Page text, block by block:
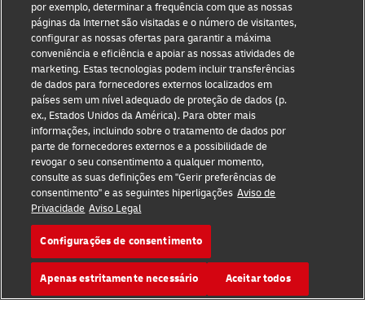
Aviso de privacidade
Acessibilidade
Informações adicionais
Definições de Cookies
Siga-nos
2026 © - todos os direitos reservados
por exemplo, determinar a frequência com que as nossas
páginas da Internet são visitadas e o número de visitantes,
configurar as nossas ofertas para garantir a máxima
conveniência e eficiência e apoiar as nossas atividades de
marketing. Estas tecnologias podem incluir transferências
de dados para fornecedores externos localizados em
países sem um nível adequado de proteção de dados (p.
ex., Estados Unidos da América). Para obter mais
informações, incluindo sobre o tratamento de dados por
parte de fornecedores externos e a possibilidade de
revogar o seu consentimento a qualquer momento,
consulte as suas definições em "Gerir preferências de
consentimento" e as seguintes hiperligações Aviso de
Privacidade Aviso Legal
Configurações de consentimento
Apenas estritamente necessário Aceitar todos